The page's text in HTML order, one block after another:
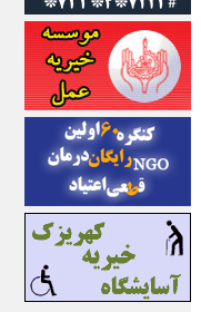
ایسنا
ایکنا
ایلنا
اینتیتر
ایونا نیوز
بازتاب آنلاین
باشگاه خبرنگاران
باغستان نیوز
بامبوک
ببین و بخون
بدینسان
بنکر